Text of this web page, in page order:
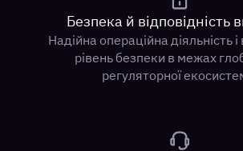
Безпека й відповідність
Надійна операційна діяльність
рівень безпеки в межах
регуляторної